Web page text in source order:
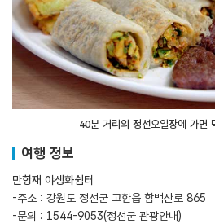
40분 거리의 정선오일장에 가면
여행 정보
만항재 야생화쉼터
-주소 : 강원도 정선군 고한읍 함백산로 865
-문의 : 1544-9053(정선군 관광안내)